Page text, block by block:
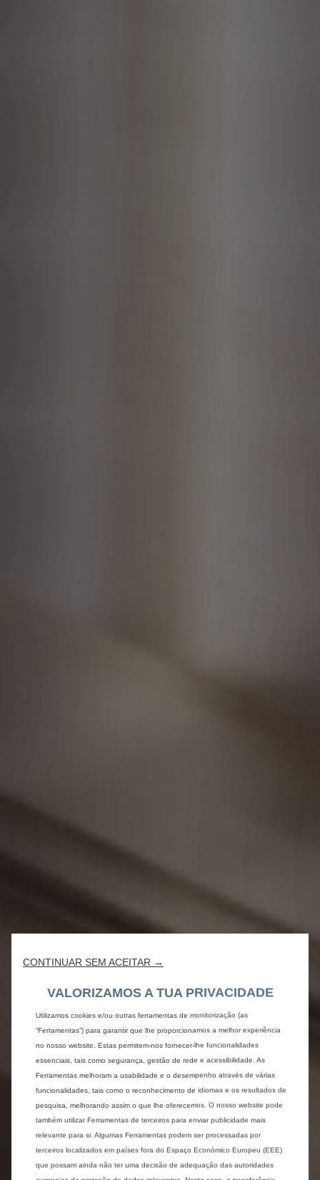
CONTINUAR SEM ACEITAR →
VALORIZAMOS A TUA PRIVACIDADE
Utilizamos cookies e/ou outras ferramentas de monitorização (as
“Ferramentas”) para garantir que lhe proporcionamos a melhor experiência
no nosso website. Estas permitem-nos fornecer-lhe funcionalidades
essenciais, tais como segurança, gestão de rede e acessibilidade. As
Ferramentas melhoram a usabilidade e o desempenho através de várias
funcionalidades, tais como o reconhecimento de idiomas e os resultados de
pesquisa, melhorando assim o que lhe oferecemos. O nosso website pode
também utilizar Ferramentas de terceiros para enviar publicidade mais
relevante para si. Algumas Ferramentas podem ser processadas por
terceiros localizados em países fora do Espaço Económico Europeu (EEE)
que possam ainda não ter uma decisão de adequação das autoridades